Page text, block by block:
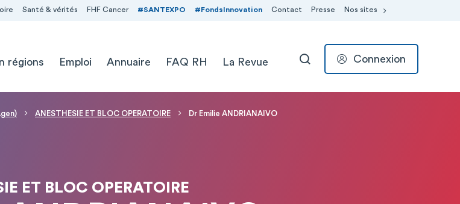
Santé & vérités FHF Cancer #SANTEXPO #FondsInnovation Contact Presse Nos sites
régions Emploi Annuaire FAQ RH La Revue RECHERCHER
Connexion
ANESTHESIE ET BLOC OPERATOIRE Dr Emilie ANDRIANAIVO
ET BLOC OPERATOIRE